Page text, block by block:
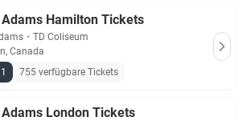
Hamilton Tickets
・ TD Coliseum
Canada
755 verfügbare Tickets
London Tickets